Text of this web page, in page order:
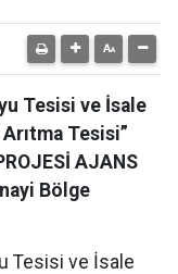
Tesisi ve İsale
Tesisi”
AJANS
Bölge
Tesisi ve İsale